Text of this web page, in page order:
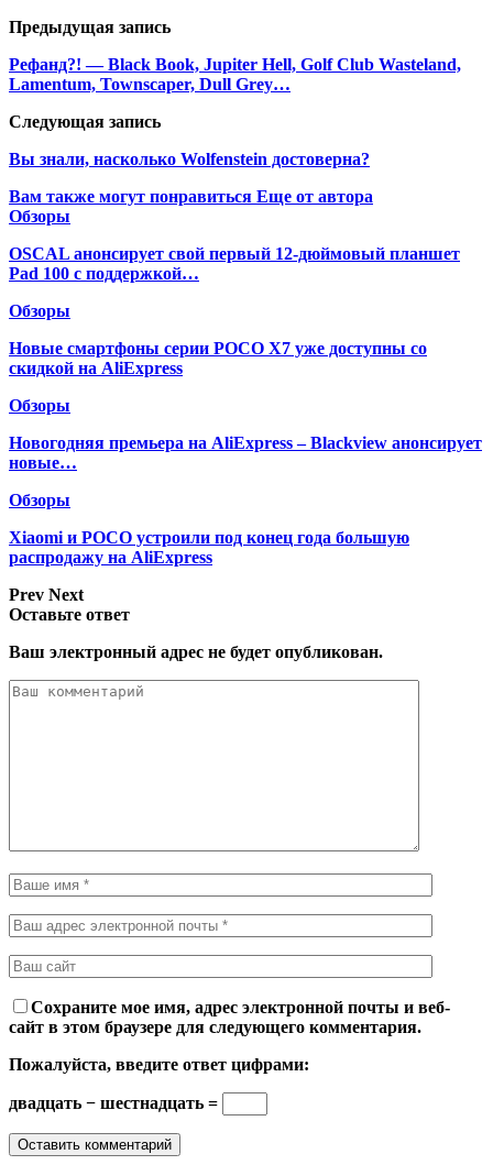
Предыдущая запись
Рефанд?! — Black Book, Jupiter Hell, Golf Club Wasteland,
Lamentum, Townscaper, Dull Grey…
Следующая запись
Вы знали, насколько Wolfenstein достоверна?
Вам также могут понравиться Еще от автора
Обзоры
OSCAL анонсирует свой первый 12-дюймовый планшет
Pad 100 с поддержкой…
Обзоры
Новые смартфоны серии POCO X7 уже доступны со
скидкой на AliExpress
Обзоры
Новогодняя премьера на AliExpress – Blackview анонсирует
новые…
Обзоры
Xiaomi и POCO устроили под конец года большую
распродажу на AliExpress
Prev Next
Оставьте ответ
Ваш электронный адрес не будет опубликован.
Сохраните мое имя, адрес электронной почты и веб-
сайт в этом браузере для следующего комментария.
Пожалуйста, введите ответ цифрами:
двадцать − шестнадцать =